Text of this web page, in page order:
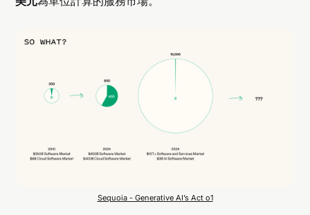
Sequoia - Generative AI’s Act o1